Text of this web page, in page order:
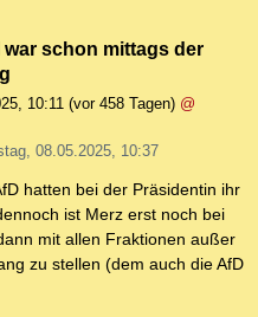
schon mittags der
10:11 (vor 458 Tagen) @
08.05.2025, 10:37
hatten bei der Präsidentin ihr
ist Merz erst noch bei
mit allen Fraktionen außer
zu stellen (dem auch die AfD